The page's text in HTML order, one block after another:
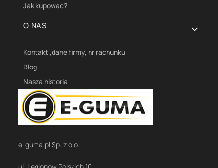
Jak kupować?
O NAS
Kontakt ,dane firmy, nr rachunku
Blog
Nasza historia
e-guma.pl Sp. z o.o.